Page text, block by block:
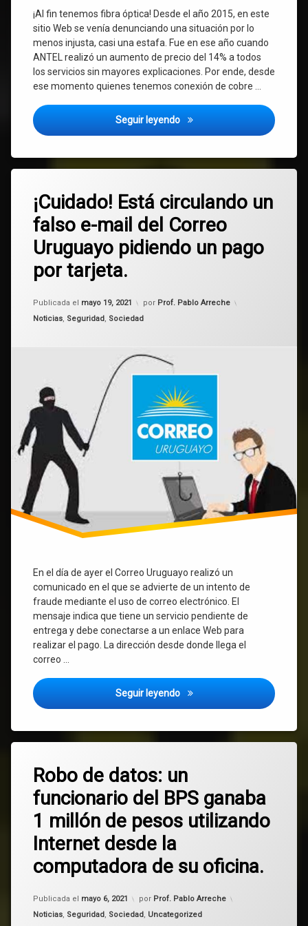
¡Al fin tenemos fibra óptica! Desde el año 2015, en este
sitio Web se venía denunciando una situación por lo
menos injusta, casi una estafa. Fue en ese año cuando
ANTEL realizó un aumento de precio del 14% a todos
los servicios sin mayores explicaciones. Por ende, desde
ese momento quienes tenemos conexión de cobre …
Seguir leyendo ANTEL: finalmente llegó la
¡Cuidado! Está circulando un
falso e-mail del Correo
Uruguayo pidiendo un pago
por tarjeta.
Publicada el mayo 19, 2021
Actualizado el mayo 19, 2021
por Prof. Pablo Arreche
Categorías:
Noticias, Seguridad, Sociedad
En el día de ayer el Correo Uruguayo realizó un
comunicado en el que se advierte de un intento de
fraude mediante el uso de correo electrónico. El
mensaje indica que tiene un servicio pendiente de
entrega y debe conectarse a un enlace Web para
realizar el pago. La dirección desde donde llega el
correo …
Seguir leyendo ¡Cuidado! Está circulando
Correo
Uruguayo
estafa
mail
seguridad
un
comentario
en
¡Cuidado!
Está
circulando
un
falso
mail
del
por
tarjeta.
Robo de datos: un
funcionario del BPS ganaba
1 millón de pesos utilizando
Internet desde la
computadora de su oficina.
Publicada el mayo 6, 2021
Actualizado el mayo 6, 2021
por Prof. Pablo Arreche
Categorías:
Noticias, Seguridad, Sociedad, Uncategorized
BPS
Fiscalía
Google
Drive
IPTV
películas
un
comentario
en
Robo
de
datos:
un
del
millón